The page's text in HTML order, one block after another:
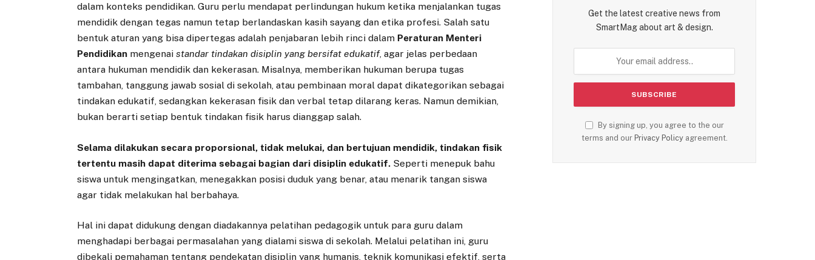
dalam konteks pendidikan. Guru perlu mendapat perlindungan hukum ketika menjalankan tugas
mendidik dengan tegas namun tetap berlandaskan kasih sayang dan etika profesi. Salah satu
bentuk aturan yang bisa dipertegas adalah penjabaran lebih rinci dalam Peraturan Menteri
Pendidikan mengenaistandar tindakan disiplin yang bersifat edukatif, agar jelas perbedaan
antara hukuman mendidik dan kekerasan. Misalnya, memberikan hukuman berupa tugas
tambahan, tanggung jawab sosial di sekolah, atau pembinaan moral dapat dikategorikan sebagai
tindakan edukatif, sedangkan kekerasan fisik dan verbal tetap dilarang keras. Namun demikian,
bukan berarti setiap bentuk tindakan fisik harus dianggap salah.
Selama dilakukan secara proporsional, tidak melukai, dan bertujuan mendidik, tindakan fisik
tertentu masih dapat diterima sebagai bagian dari disiplin edukatif. Seperti menepuk bahu
siswa untuk mengingatkan, menegakkan posisi duduk yang benar, atau menarik tangan siswa
agar tidak melakukan hal berbahaya.
Hal ini dapat didukung dengan diadakannya pelatihan pedagogik untuk para guru dalam
menghadapi berbagai permasalahan yang dialami siswa di sekolah. Melalui pelatihan ini, guru
dibekali pemahaman tentang pendekatan disiplin yang humanis, teknik komunikasi efektif, serta
Get the latest creative news from
SmartMag about art & design.
By signing up, you agree to the our
terms and our Privacy Policyagreement.